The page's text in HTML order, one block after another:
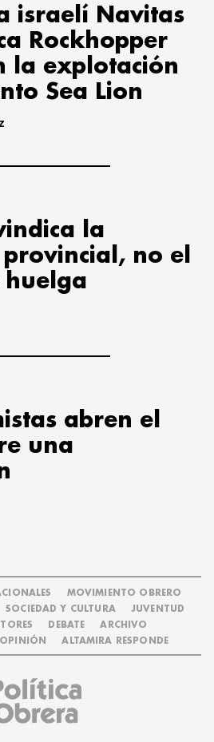
israelí Navitas
Rockhopper
la explotación
Sea Lion
la
no el
huelga
abren el
una
MOVIMIENTO OBRERO
SOCIEDAD Y CULTURA
JUVENTUD
DEBATE
ARCHIVO
OPINIÓN ALTAMIRA RESPONDE